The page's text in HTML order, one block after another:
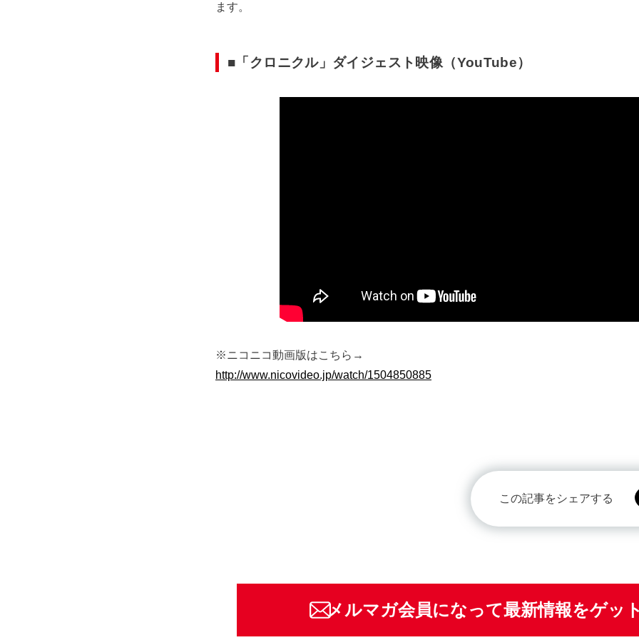
ます。
■「クロニクル」ダイジェスト映像（YouTube）
※ニコニコ動画版はこちら→
http://www.nicovideo.jp/watch/1504850885
この記事をシェアする
メルマガ会員になって最新情報をゲッ